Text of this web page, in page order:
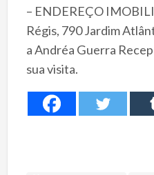
– ENDEREÇO
Régis, 790 Jardim
a Andréa Guerra
sua visita.